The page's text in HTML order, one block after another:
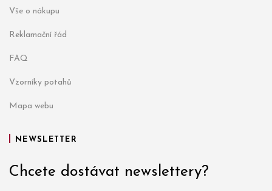
Vše o nákupu
Reklamační řád
FAQ
Vzorníky potahů
Mapa webu
NEWSLETTER
Chcete dostávat newslettery?